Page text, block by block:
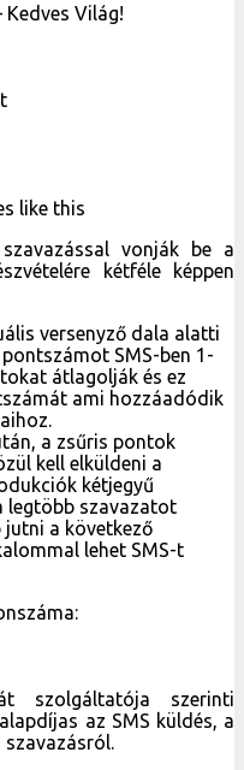
Világ!
like this
vonják be a
kétféle képpen
versenyző dala alatti
SMS-ben 1-
átlagolják és ez
ami hozzáadódik
a zsűris pontok
kell elküldeni a
kétjegyű
legtöbb szavazatot
a következő
lehet SMS-t
szolgáltatója szerinti
az SMS küldés, a
szavazásról.